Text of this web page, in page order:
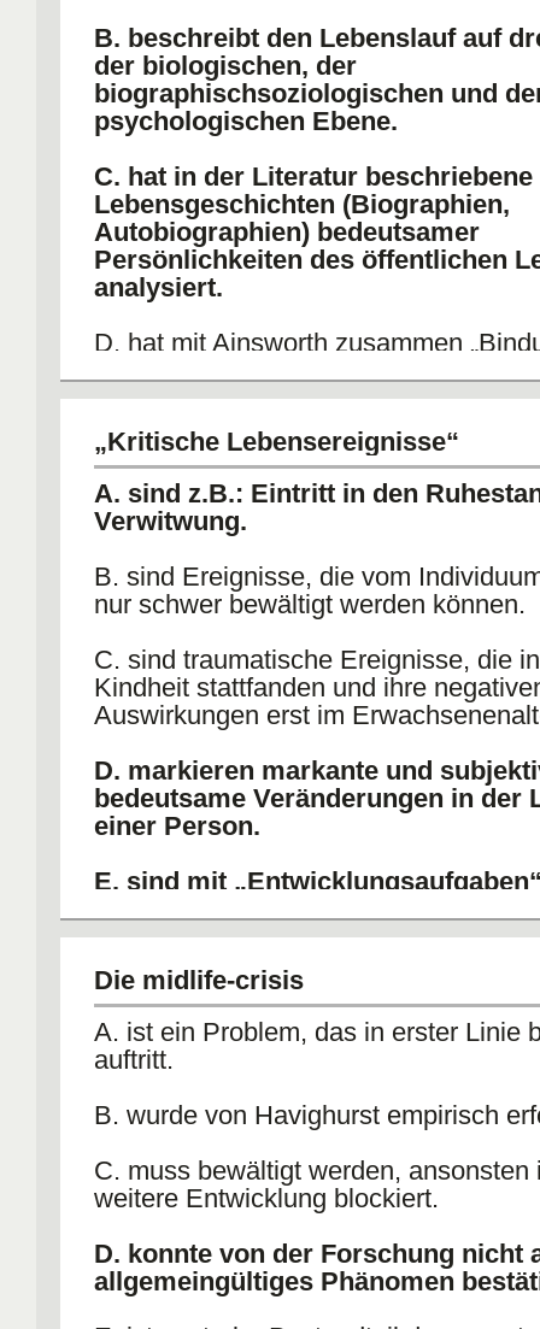
B. beschreibt den Lebenslauf auf
der biologischen, der
biographischsoziologischen und
psychologischen Ebene.
C. hat in der Literatur beschriebene
Lebensgeschichten (Biographien,
Autobiographien) bedeutsamer
Persönlichkeiten des öffentlichen
analysiert.
D. hat mit Ainsworth zusammen
E. hat den Lebenslauf in fünf
eingeteilt.
„Kritische Lebensereignisse“
A. sind z.B.: Eintritt in den
Verwitwung.
B. sind Ereignisse, die vom
nur schwer bewältigt werden können.
C. sind traumatische Ereignisse, die
Kindheit stattfanden und ihre
Auswirkungen erst im
D. markieren markante und
bedeutsame Veränderungen in der
einer Person.
E. sind mit
Die midlife-crisis
A. ist ein Problem, das in erster Linie
auftritt.
B. wurde von Havighurst empirisch
C. muss bewältigt werden, ansonsten
weitere Entwicklung blockiert.
D. konnte von der Forschung nicht
allgemeingültiges Phänomen